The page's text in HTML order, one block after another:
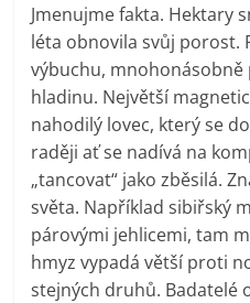
Jmenujme fakta. Hektary
léta obnovila svůj porost.
výbuchu,
hladinu. Největší
nahodilý lovec, který se
raději ať se nadívá na
„tancovat“ jako zběsilá.
světa. Například sibiřský
párovými jehlicemi, tam
hmyz vypadá větší proti
stejných druhů. Badatelé